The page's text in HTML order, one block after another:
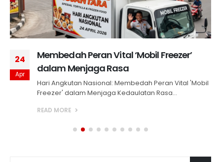
24
Apr
Membedah Peran Vital ‘Mobil Freezer’
dalam Menjaga Rasa
Hari Angkutan Nasional: Membedah Peran Vital 'Mobil
Freezer' dalam Menjaga Kedaulatan Rasa...
READ MORE